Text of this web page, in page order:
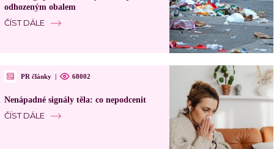
odhozeným obalem
ČÍST DÁLE
PR články | 68002
Nenápadné signály těla: co nepodcenit
ČÍST DÁLE